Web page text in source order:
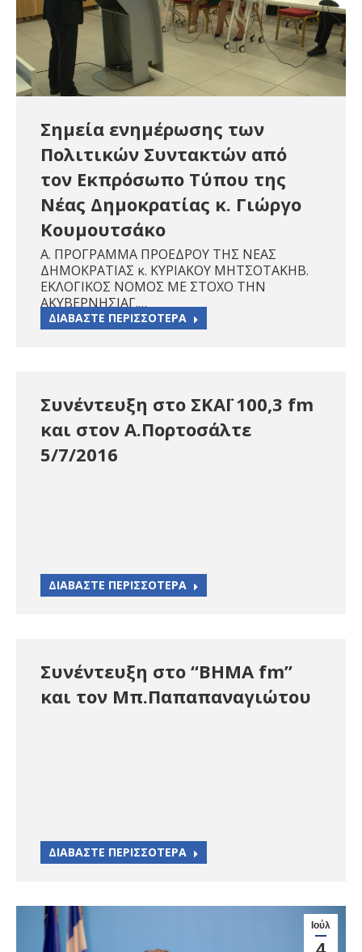
Σημεία ενημέρωσης των
Πολιτικών Συντακτών από
τον Εκπρόσωπο Τύπου της
Νέας Δημοκρατίας κ. Γιώργο
Κουμουτσάκο
Α. ΠΡΟΓΡΑΜΜΑ ΠΡΟΕΔΡΟΥ ΤΗΣ ΝΕΑΣ
ΔΗΜΟΚΡΑΤΙΑΣ κ. ΚΥΡΙΑΚΟΥ ΜΗΤΣΟΤΑΚΗΒ.
ΕΚΛΟΓΙΚΟΣ ΝΟΜΟΣ ΜΕ ΣΤΟΧΟ ΤΗΝ
ΑΚΥΒΕΡΝΗΣΙΑΓ.…
ΔΙΑΒΑΣΤΕ ΠΕΡΙΣΣΟΤΕΡΑ
Συνέντευξη στο ΣΚΑΪ 100,3 fm
και στον Α.Πορτοσάλτε
5/7/2016
ΔΙΑΒΑΣΤΕ ΠΕΡΙΣΣΟΤΕΡΑ
Συνέντευξη στο “ΒΗΜΑ fm”
και τον Μπ.Παπαπαναγιώτου
ΔΙΑΒΑΣΤΕ ΠΕΡΙΣΣΟΤΕΡΑ
Ιούλ